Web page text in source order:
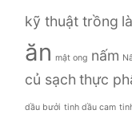
kỹ thuật trồng
ăn mật ong nấm
củ sạch thực
dầu bưởi tinh dầu cam